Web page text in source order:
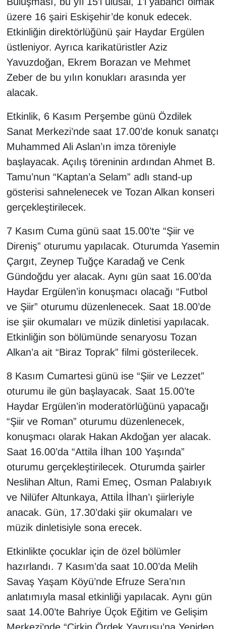
üzere 16 şairi Eskişehir’de konuk edecek.
Etkinliğin direktörlüğünü şair Haydar Ergülen
üstleniyor. Ayrıca karikatüristler Aziz
Yavuzdoğan, Ekrem Borazan ve Mehmet
Zeber de bu yılın konukları arasında yer
alacak.
Etkinlik, 6 Kasım Perşembe günü Özdilek
Sanat Merkezi’nde saat 17.00’de konuk sanatçı
Muhammed Ali Aslan’ın imza töreniyle
başlayacak. Açılış töreninin ardından Ahmet B.
Tamu’nun “Kaptan’a Selam” adlı stand-up
gösterisi sahnelenecek ve Tozan Alkan konseri
gerçekleştirilecek.
7 Kasım Cuma günü saat 15.00’te “Şiir ve
Direniş” oturumu yapılacak. Oturumda Yasemin
Çargıt, Zeynep Tuğçe Karadağ ve Cenk
Gündoğdu yer alacak. Aynı gün saat 16.00’da
Haydar Ergülen’in konuşmacı olacağı “Futbol
ve Şiir” oturumu düzenlenecek. Saat 18.00’de
ise şiir okumaları ve müzik dinletisi yapılacak.
Etkinliğin son bölümünde senaryosu Tozan
Alkan’a ait “Biraz Toprak” filmi gösterilecek.
8 Kasım Cumartesi günü ise “Şiir ve Lezzet”
oturumu ile gün başlayacak. Saat 15.00’te
Haydar Ergülen’in moderatörlüğünü yapacağı
“Şiir ve Roman” oturumu düzenlenecek,
konuşmacı olarak Hakan Akdoğan yer alacak.
Saat 16.00’da “Attila İlhan 100 Yaşında”
oturumu gerçekleştirilecek. Oturumda şairler
Neslihan Altun, Rami Emeç, Osman Palabıyık
ve Nilüfer Altunkaya, Attila İlhan’ı şiirleriyle
anacak. Gün, 17.30’daki şiir okumaları ve
müzik dinletisiyle sona erecek.
Etkinlikte çocuklar için de özel bölümler
hazırlandı. 7 Kasım’da saat 10.00’da Melih
Savaş Yaşam Köyü’nde Efruze Sera’nın
anlatımıyla masal etkinliği yapılacak. Aynı gün
saat 14.00’te Bahriye Üçok Eğitim ve Gelişim